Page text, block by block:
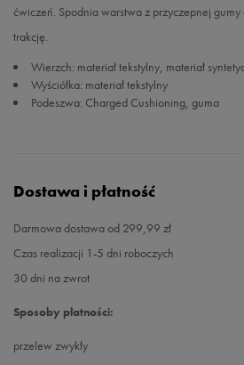
41
42 27 cm
ćwiczeń. Spodnia warstwa z przyczepnej
trakcję.
Wierzch: materiał tekstylny, materiał
Wyściółka: materiał tekstylny
Podeszwa: Charged Cushioning, guma
Dostawa i płatność
Darmowa dostawa od 299,99 zł
Czas realizacji 1-5 dni roboczych
30 dni na zwrot
Sposoby płatności:
przelew zwykły